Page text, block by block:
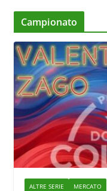
Campionato
ALTRE SERIE MERCATO